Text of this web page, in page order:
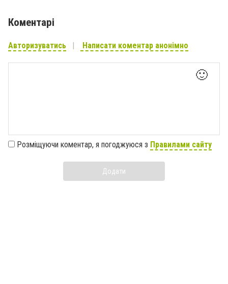
Коментарі
Авторизуватись Написати коментар анонімно
🙂
Розміщуючи коментар, я погоджуюся з Правилами сайту
Додати